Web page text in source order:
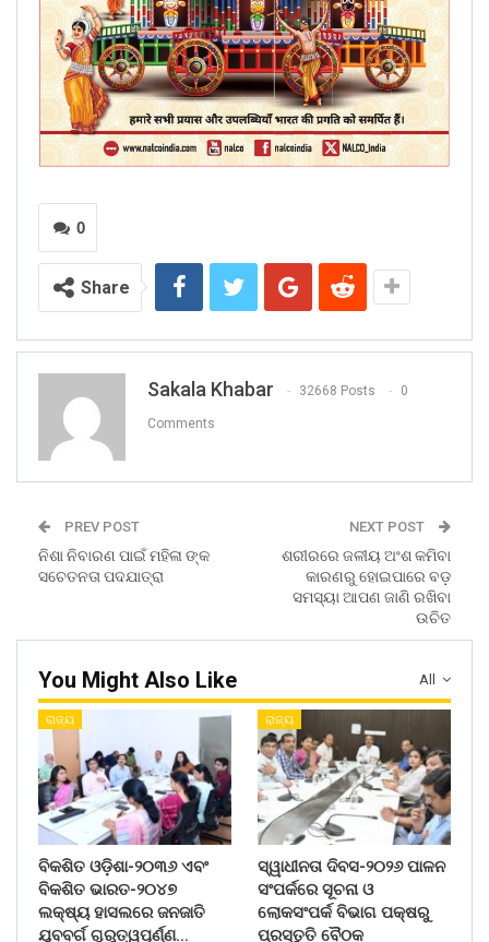
0
Share
Sakala Khabar 32668 Posts 0
Comments
PREV POST
ନିଶା ନିବାରଣ ପାଇଁ ମହିଳା ଙ୍କ
ସଚେତନତା ପଦଯାତ୍ରା
NEXT POST
ଶରୀରରେ ଜଳୀୟ ଅଂଶ କମିବା
କାରଣରୁ ହୋଇପାରେ ବଡ଼
ସମସ୍ୟା ଆପଣ ଜାଣି ରଖିବା
ଉଚିତ
All
You Might Also Like
ରାଜ୍ୟ
ବିକଶିତ ଓଡ଼ିଶା-୨୦୩୬ ଏବଂ
ବିକଶିତ ଭାରତ-୨୦୪୭
ଲକ୍ଷ୍ୟ ହାସଲରେ ଜନଜାତି
ଯୁବବର୍ଗ ଗୁରୁତ୍ୱପୂର୍ଣ୍ଣ…
ରାଜ୍ୟ
ସ୍ୱାଧୀନତା ଦିବସ-୨୦୨୬ ପାଳନ
ସଂପର୍କରେ ସୂଚନା ଓ
ଲୋକସଂପର୍କ ବିଭାଗ ପକ୍ଷରୁ
ପ୍ରସ୍ତୁତି ବୈଠକ